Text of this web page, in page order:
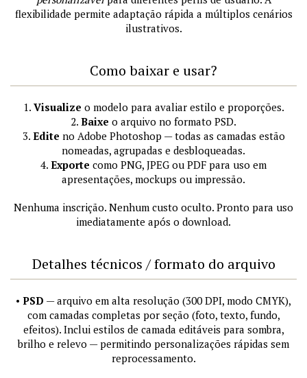
flexibilidade permite adaptação rápida a múltiplos cenários
ilustrativos.
Como baixar e usar?
1. Visualize o modelo para avaliar estilo e proporções.
2. Baixe o arquivo no formato PSD.
3. Edite no Adobe Photoshop — todas as camadas estão
nomeadas, agrupadas e desbloqueadas.
4. Exporte como PNG, JPEG ou PDF para uso em
apresentações, mockups ou impressão.
Nenhuma inscrição. Nenhum custo oculto. Pronto para uso
imediatamente após o download.
Detalhes técnicos / formato do arquivo
• PSD — arquivo em alta resolução (300 DPI, modo CMYK),
com camadas completas por seção (foto, texto, fundo,
efeitos). Inclui estilos de camada editáveis para sombra,
brilho e relevo — permitindo personalizações rápidas sem
reprocessamento.